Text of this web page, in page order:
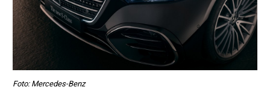
Foto: Mercedes-Benz